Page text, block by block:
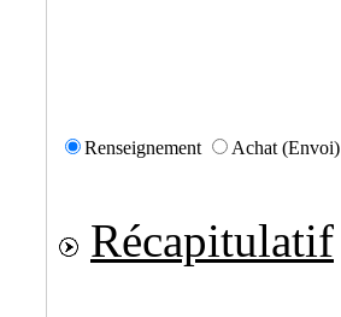
Renseignement Achat (Envoi)
Récapitulatif